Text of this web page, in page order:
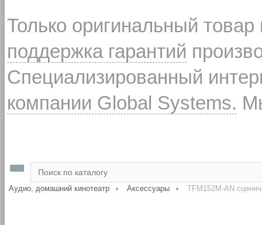
Только оригинальный
поддержка гарантий
Специализированный
компании Global Systems.
Аудио, домашний кинотеатр Аксессуары TFM152M-AN